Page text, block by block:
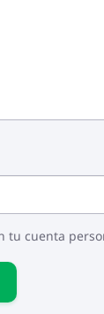
tu cuenta